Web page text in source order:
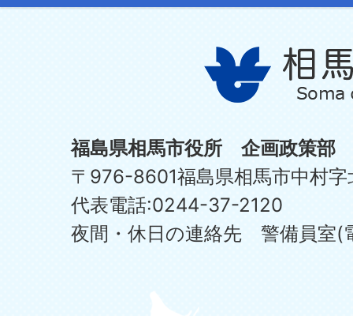
福島県相馬市役所 企画政策部
〒976-8601福島県相馬市中村
代表電話:0244-37-2120
夜間・休日の連絡先 警備員室